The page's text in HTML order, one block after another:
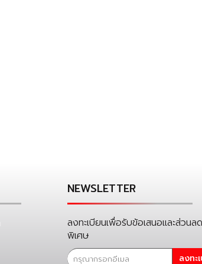
NEWSLETTER
ลงทะเบียนเพื่อรับข้อเสนอและส่วนลด
พิเศษ
ลงทะ